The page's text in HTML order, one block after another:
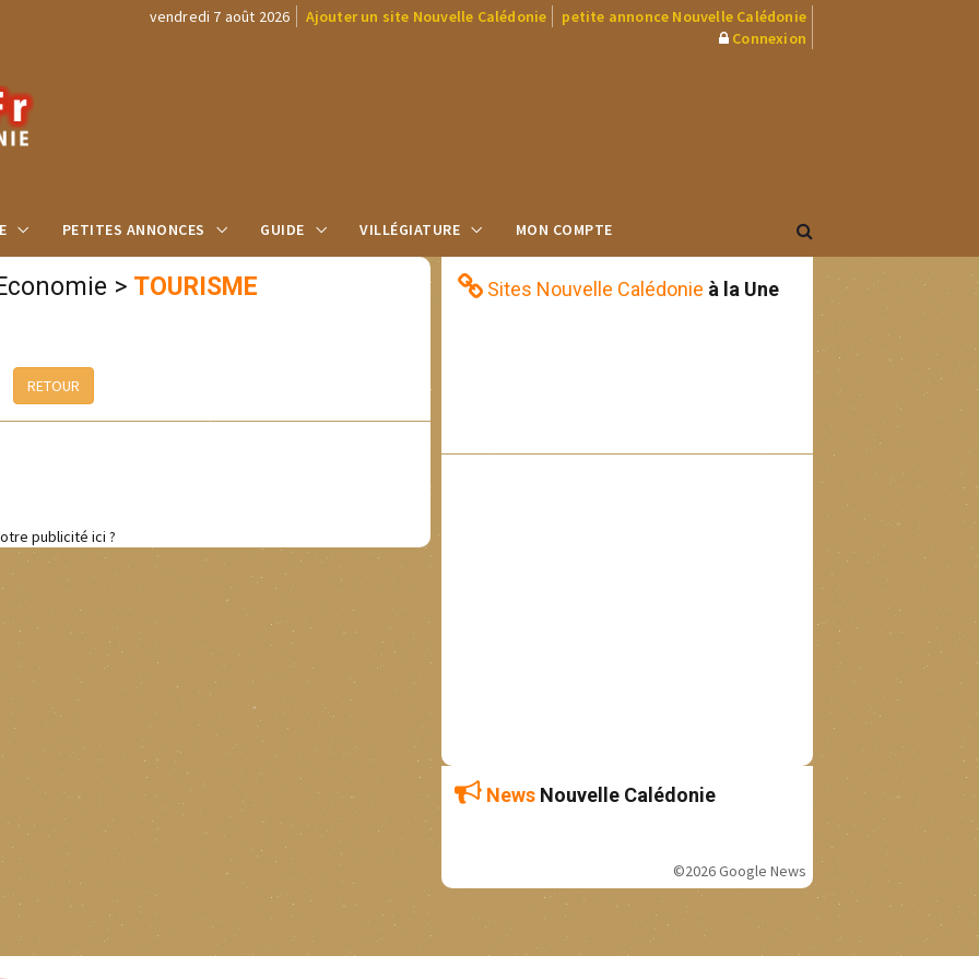
vendredi 7 août 2026 Ajouter un site Nouvelle Calédonie
petite annonce Nouvelle Calédonie
Connexion
PETITES ANNONCES GUIDE VILLÉGIATURE MON COMPTE
> TOURISME
RETOUR
publicité ici ?
Sites Nouvelle Calédonie à la Une
News Nouvelle Calédonie
©2026 Google News